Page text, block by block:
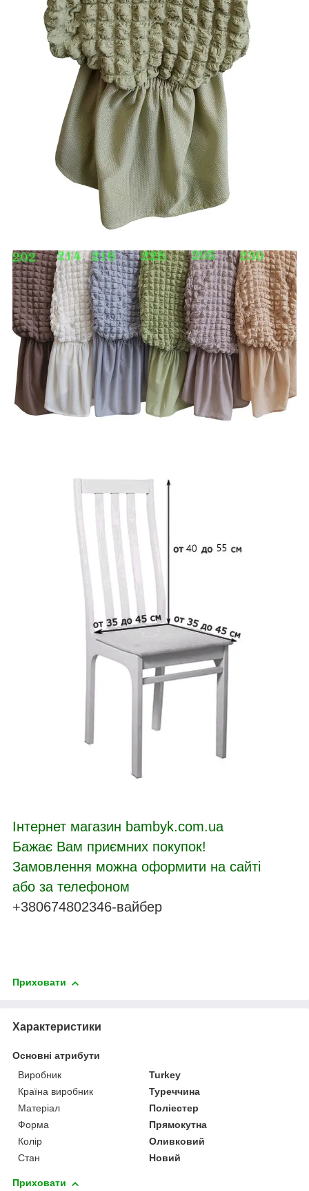
Інтернет магазин bambyk.com.ua
Бажає Вам приємних покупок!
Замовлення можна оформити на сайті
або за телефоном
+380674802346-вайбер
Приховати
Характеристики
Основні атрибути
Виробник
Turkey
Країна виробник
Туреччина
Матеріал
Поліестер
Форма
Прямокутна
Колір
Оливковий
Стан
Новий
Приховати